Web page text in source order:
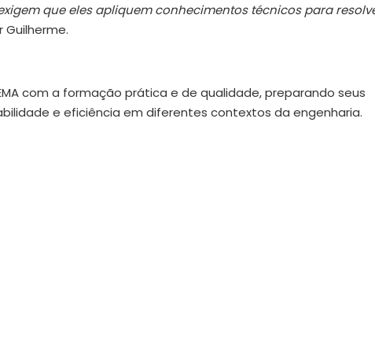
que eles apliquem conhecimentos técnicos para
Guilherme.
com a formação prática e de qualidade, preparando seus
e eficiência em diferentes contextos da engenharia.